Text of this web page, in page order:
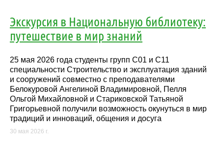
Экскурсия в Национальную библиотеку:
путешествие в мир знаний
25 мая 2026 года студенты групп С01 и С11
специальности Строительство и эксплуатация зданий
и сооружений совместно с преподавателями
Белокуровой Ангелиной Владимировной, Пелля
Ольгой Михайловной и Стариковской Татьяной
Григорьевной получили возможность окунуться в мир
традиций и инноваций, общения и досуга
30 мая 2026 г.